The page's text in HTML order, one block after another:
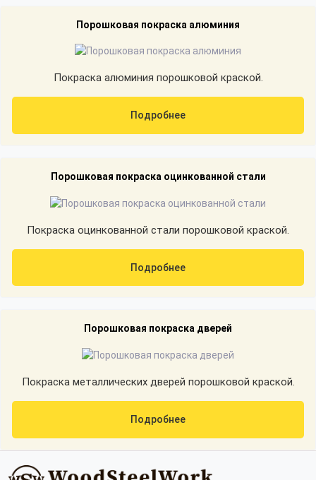
Порошковая покраска алюминия
Покраска алюминия порошковой краской.
Подробнее
Порошковая покраска оцинкованной стали
Покраска оцинкованной стали порошковой краской.
Подробнее
Порошковая покраска дверей
Покраска металлических дверей порошковой краской.
Подробнее